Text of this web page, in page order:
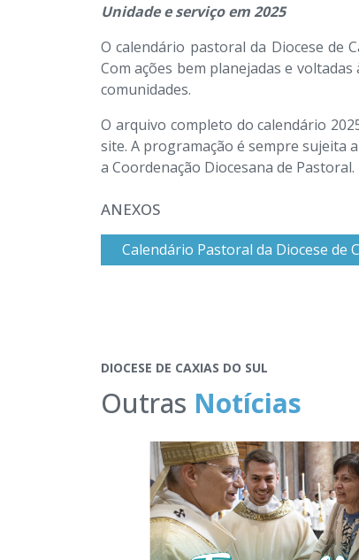
Unidade e serviço em 2025
O calendário pastoral da Diocese de
Com ações bem planejadas e
comunidades.
O arquivo completo do calendário
site. A programação é sempre sujeita
a Coordenação Diocesana de Pastoral.
ANEXOS
Calendário Pastoral da Diocese de
DIOCESE DE CAXIAS DO SUL
Outras Notícias